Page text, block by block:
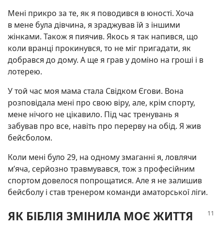
Мені прикро за те, як я поводився в юності. Хоча
в мене була дівчина, я зраджував їй з іншими
жінками. Також я пиячив. Якось я так напився, що
коли вранці прокинувся, то не міг пригадати, як
добрався до дому. А ще я грав у доміно на гроші і в
лотерею.
У той час моя мама стала Свідком Єгови. Вона
розповідала мені про свою віру, але, крім спорту,
мене нічого не цікавило. Під час тренувань я
забував про все, навіть про перерву на обід. Я жив
бейсболом.
Коли мені було 29, на одному змаганні я, ловлячи
м’яча, серйозно травмувався, тож з професійним
спортом довелося попрощатися. Але я не залишив
бейсболу і став тренером команди аматорської ліги.
ЯК БІБЛІЯ ЗМІНИЛА МОЄ ЖИТТЯ